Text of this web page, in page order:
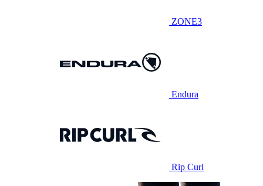
ZONE3
Endura
Rip Curl